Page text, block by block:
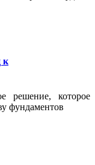
к
решение, которое
фундаментов